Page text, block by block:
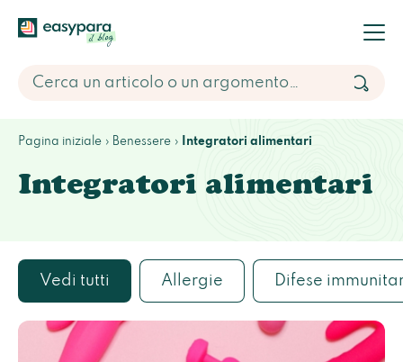
Pagina iniziale Benessere Integratori alimentari
Integratori alimentari
Vedi tutti Allergie Difese